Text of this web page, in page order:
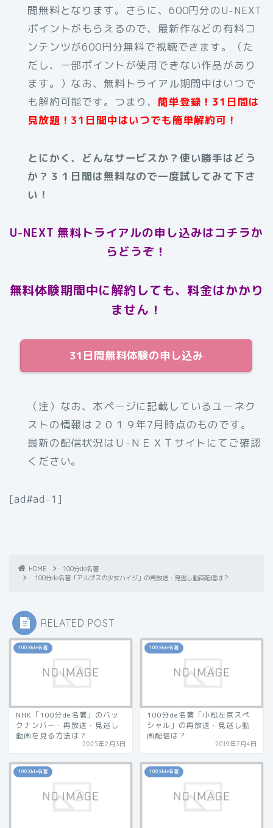
間無料となります。さらに、600円分のU-NEXT
ポイントがもらえるので、最新作などの有料コ
ンテンツが600円分無料で視聴できます。（た
だし、一部ポイントが使用できない作品があり
ます。）なお、無料トライアル期間中はいつで
も解約可能です。つまり、簡単登録！31日間は
見放題！31日間中はいつでも簡単解約可！
とにかく、どんなサービスか？使い勝手はどう
か？３１日間は無料なので一度試してみて下さ
い！
U-NEXT 無料トライアルの申し込みはコチラか
らどうぞ！
無料体験期間中に解約しても、料金はかかり
ません！
31日間無料体験の申し込み
（注）なお、本ページに記載しているユーネク
ストの情報は２０１９年7月時点のものです。
最新の配信状況はＵ-ＮＥＸＴサイトにてご確認
ください。
[ad#ad-1]
HOME
100分de名著
100分de名著「アルプスの少女ハイジ」の再放送・見逃し動画配信は？
RELATED POST
100分de名著
NHK「100分de名著」のバッ
クナンバー・再放送・見逃し
動画を見る方法は？
2025年2月3日
100分de名著
100分de名著「小松左京スペ
シャル」の再放送・見逃し動
画配信は？
2019年7月4日
100分de名著 100分de名著